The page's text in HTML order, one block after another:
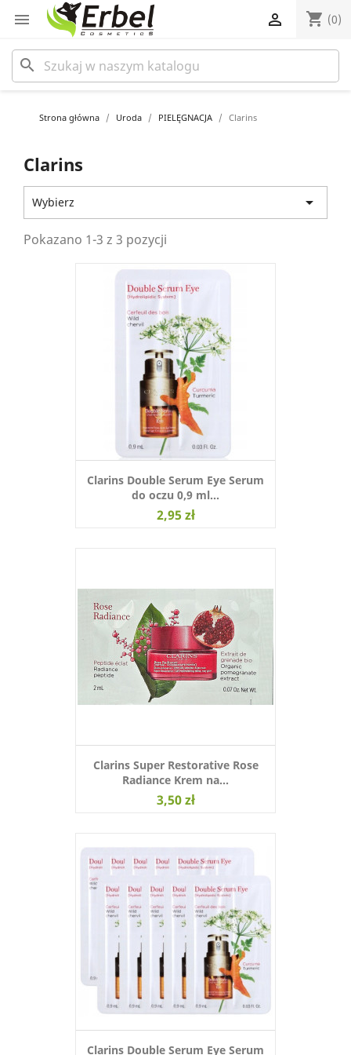
 shopping_cart (0)

search
Strona główna Uroda PIELĘGNACJA Clarins
Clarins
Wybierz 
Pokazano 1-3 z 3 pozycji
Clarins Double Serum Eye Serum
do oczu 0,9 ml...
2,95 zł
Clarins Super Restorative Rose
Radiance Krem na...
3,50 zł
Clarins Double Serum Eye Serum